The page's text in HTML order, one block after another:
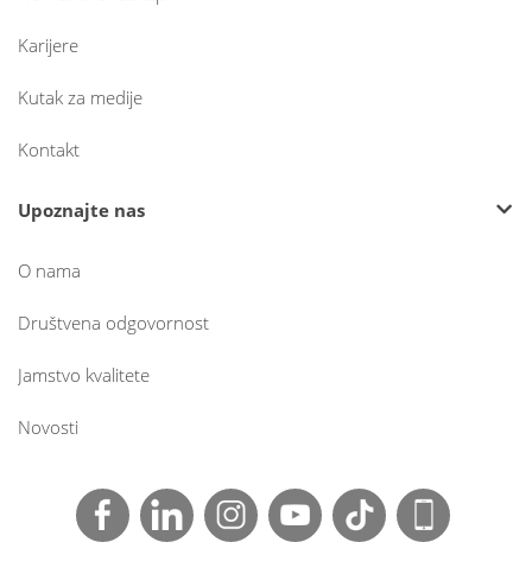
Karijere
Kutak za medije
Kontakt
Upoznajte nas
O nama
Društvena odgovornost
Jamstvo kvalitete
Novosti